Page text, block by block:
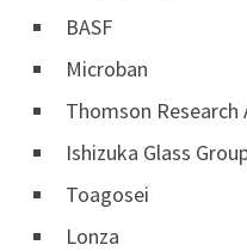
BASF
Microban
Thomson Research
Ishizuka Glass
Toagosei
Lonza